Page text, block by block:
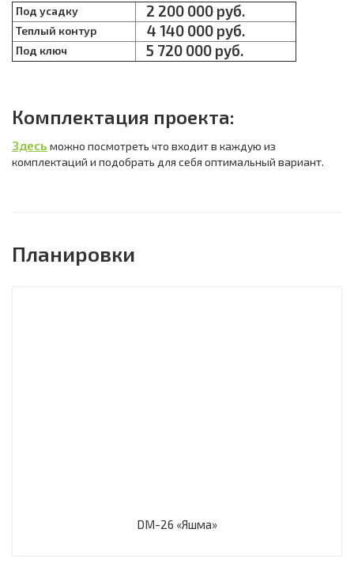
Под усадку 2 200 000 руб.
Теплый контур 4 140 000 руб.
Под ключ 5 720 000 руб.
Комплектация проекта:
Здесь можно посмотреть что входит в каждую из
комплектаций и подобрать для себя оптимальный вариант.
Планировки
DM-26 «Яшма»